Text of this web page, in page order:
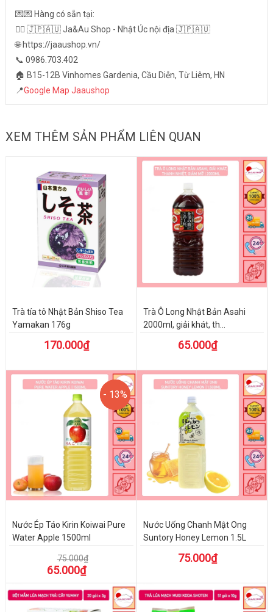
💌💌 Hàng có sẵn tại:
👉🏻 🇯🇵🇦🇺 Ja&Au Shop - Nhật Úc nội địa 🇯🇵🇦🇺
🌐 https://jaaushop.vn/
📞 0986.703.402
🏠 B15-12B Vinhomes Gardenia, Cầu Diễn, Từ Liêm, HN
📍Google Map Jaaushop
XEM THÊM SẢN PHẨM LIÊN QUAN
Trà tía tô Nhật Bản Shiso Tea
Yamakan 176g
170.000₫
Trà Ô Long Nhật Bản Asahi
2000ml, giải khát, th...
65.000₫
- 13%
Nước Ép Táo Kirin Koiwai Pure
Water Apple 1500ml
75.000₫
65.000₫
- 13%
Nước Uống Chanh Mật Ong
Suntory Honey Lemon 1.5L
75.000₫